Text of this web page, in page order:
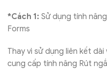
*Cách 1: Sử dụng tính
Forms
Thay vì sử dụng liên kết
cung cấp tính năng Rút